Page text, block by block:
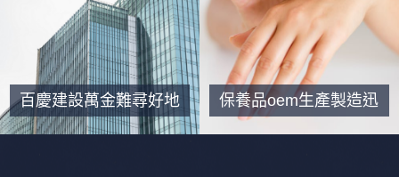
百慶建設萬金難尋好地
段歲月再增值，層峰森
保養品oem生產製造迅
速且穩定，值得您合作